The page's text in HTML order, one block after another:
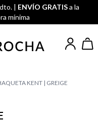
| ENVÍO GRATISa la
mínima
KENT | GREIGE